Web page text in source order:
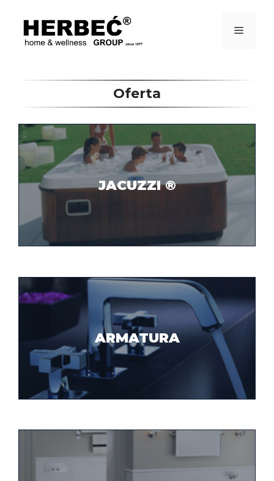
Menu
Oferta
JACUZZI ®
ARMATURA